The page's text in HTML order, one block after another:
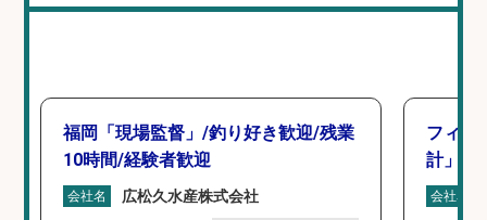
福岡「現場監督」/釣り好き歓迎/残業
10時間/経験者歓迎
会社名 広松久水産株式会社
フィッ
計」
会社名